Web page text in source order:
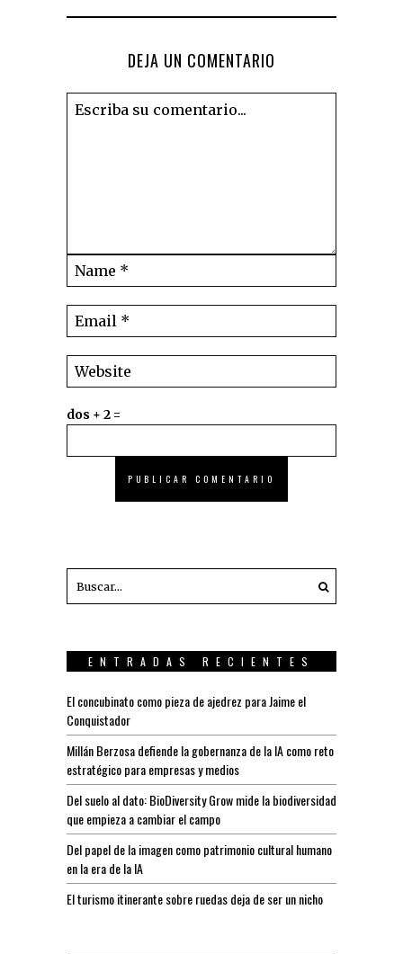
DEJA UN COMENTARIO
dos + 2 =
ENTRADAS RECIENTES
El concubinato como pieza de ajedrez para Jaime el
Conquistador
Millán Berzosa defiende la gobernanza de la IA como reto
estratégico para empresas y medios
Del suelo al dato: BioDiversity Grow mide la biodiversidad
que empieza a cambiar el campo
Del papel de la imagen como patrimonio cultural humano
en la era de la IA
El turismo itinerante sobre ruedas deja de ser un nicho